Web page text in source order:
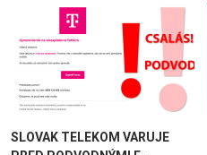
SLOVAK TELEKOM VARUJE